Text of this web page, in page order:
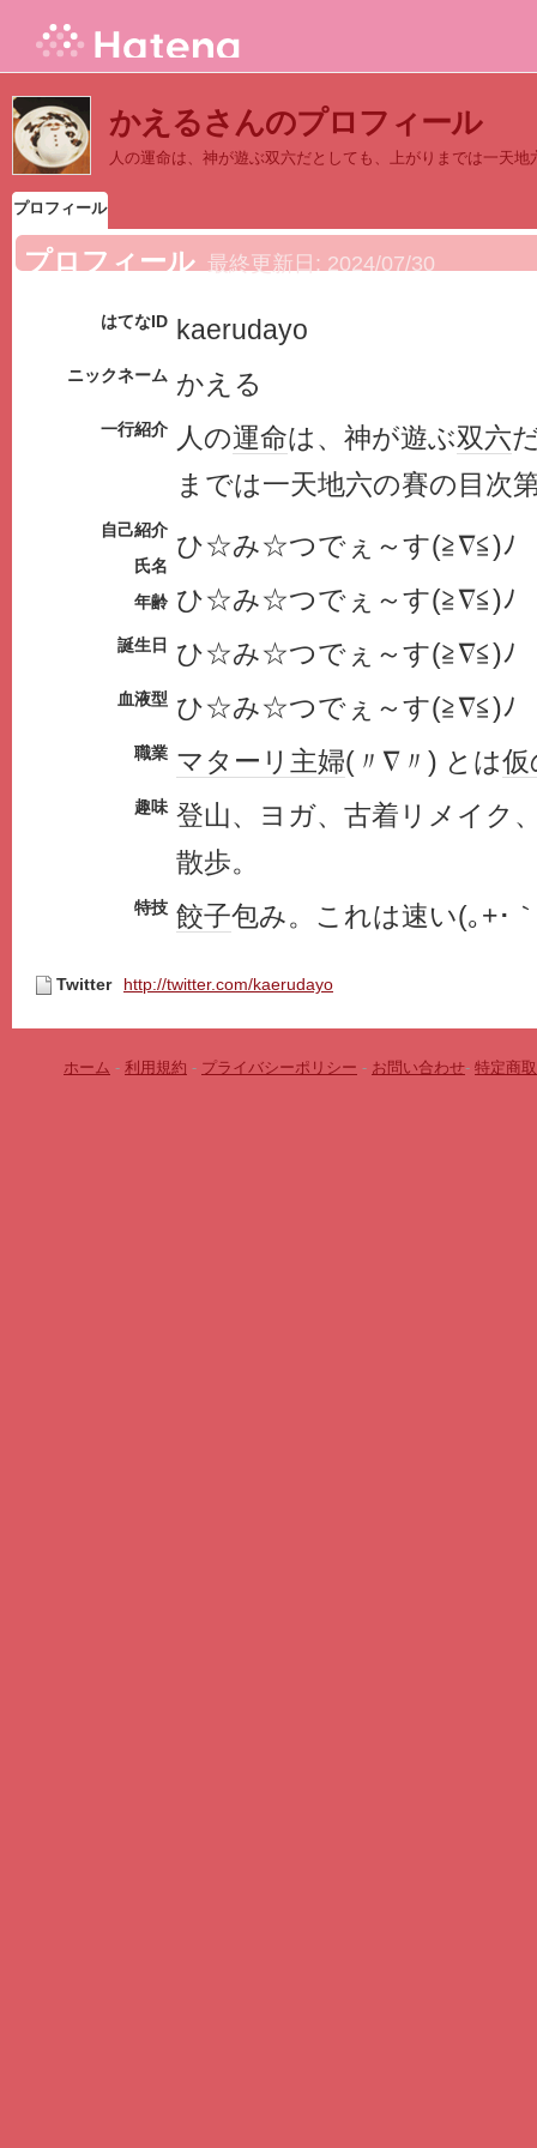
かえるさんのプロフィール
人の運命は、神が遊ぶ双六だとしても、上がりまでは一天地
プロフィール
プロフィール 最終更新日: 2024/07/30
はてなID kaerudayo
ニックネーム かえる
一行紹介 人の運命は、神が遊ぶ双六
までは一天地六の賽の目次
自己紹介
氏名
ひ☆み☆つでぇ～す(≧∇≦)ﾉ
年齢 ひ☆み☆つでぇ～す(≧∇≦)ﾉ
誕生日 ひ☆み☆つでぇ～す(≧∇≦)ﾉ
血液型 ひ☆み☆つでぇ～す(≧∇≦)ﾉ
職業 マターリ 主婦(〃∇〃) とは仮
趣味 登山、ヨガ、古着リメイク
散歩。
特技 餃子包み。これは速い(｡+･
Twitter http://twitter.com/kaerudayo
ホーム - 利用規約 - プライバシーポリシー - お問い合わせ- 特定商